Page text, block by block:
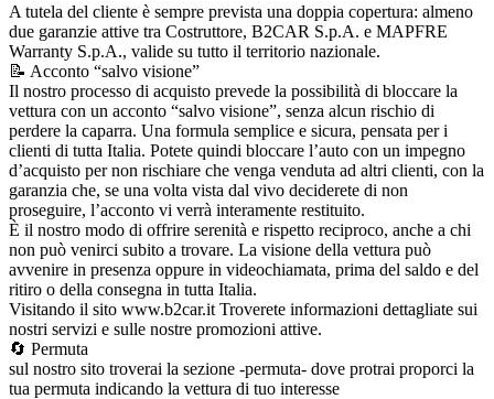
A tutela del cliente è sempre prevista una doppia copertura: almeno
due garanzie attive tra Costruttore, B2CAR S.p.A. e MAPFRE
Warranty S.p.A., valide su tutto il territorio nazionale.
📝 Acconto “salvo visione”
Il nostro processo di acquisto prevede la possibilità di bloccare la
vettura con un acconto “salvo visione”, senza alcun rischio di
perdere la caparra. Una formula semplice e sicura, pensata per i
clienti di tutta Italia. Potete quindi bloccare l’auto con un impegno
d’acquisto per non rischiare che venga venduta ad altri clienti, con la
garanzia che, se una volta vista dal vivo deciderete di non
proseguire, l’acconto vi verrà interamente restituito.
È il nostro modo di offrire serenità e rispetto reciproco, anche a chi
non può venirci subito a trovare. La visione della vettura può
avvenire in presenza oppure in videochiamata, prima del saldo e del
ritiro o della consegna in tutta Italia.
Visitando il sito www.b2car.it Troverete informazioni dettagliate sui
nostri servizi e sulle nostre promozioni attive.
🔄 Permuta
sul nostro sito troverai la sezione -permuta- dove protrai proporci la
tua permuta indicando la vettura di tuo interesse